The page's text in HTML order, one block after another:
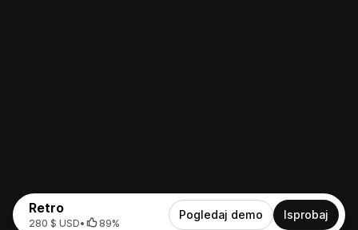
Retro
280 $ USD• 89%
Pogledaj demo Isprobaj